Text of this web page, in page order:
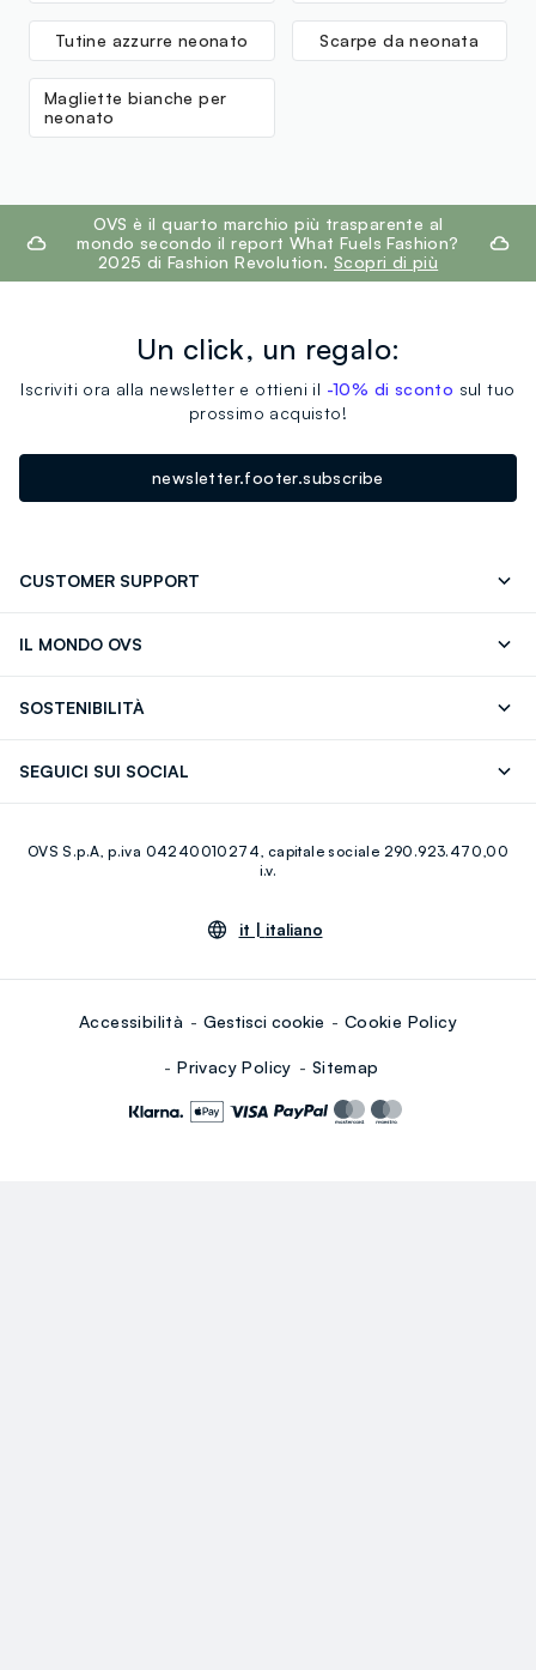
Tutine azzurre neonato Scarpe da neonata
Magliette bianche per
neonato
footer.ariatitleOVS è il quarto marchio più trasparente al
mondo secondo il report What Fuels Fashion?
2025 di Fashion Revolution. Scopri di più
Un click, un regalo:
Iscriviti ora alla newsletter e ottieni il -10% di sconto sul tuo
prossimo acquisto!
newsletter.footer.subscribe
CUSTOMER SUPPORT
IL MONDO OVS
Giftcard
SOSTENIBILITÀ
SEGUICI SUI SOCIAL
Youtube Linkedin
OVS S.p.A, p.iva 04240010274, capitale sociale 290.923.470,00
i.v.
it | italiano
Accessibilità Gestisci cookie Cookie Policy
Privacy Policy Sitemap